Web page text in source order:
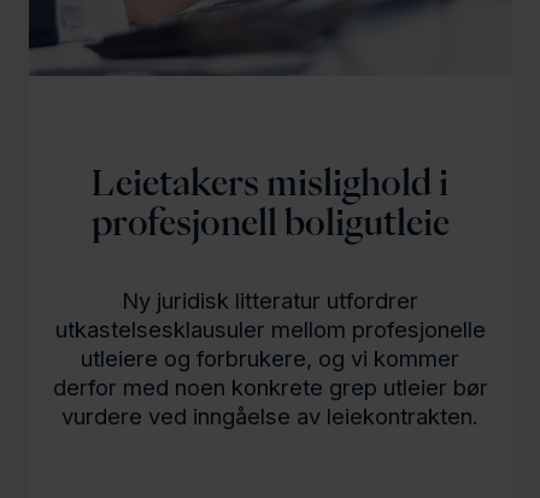
Leietakers mislighold i
profesjonell boligutleie
Ny juridisk litteratur utfordrer
utkastelsesklausuler mellom profesjonelle
utleiere og forbrukere, og vi kommer
derfor med noen konkrete grep utleier bør
vurdere ved inngåelse av leiekontrakten.